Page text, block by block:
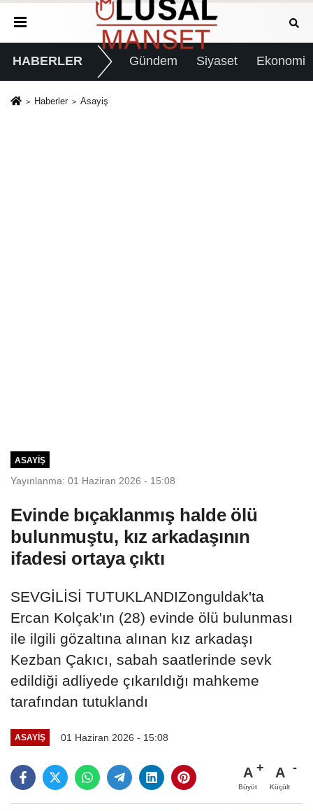
HABERLER Gündem Siyaset Ekonomi
Haberler Asayiş
ASAYIŞ
Yayınlanma: 01 Haziran 2026 - 15:08
Evinde bıçaklanmış halde ölü
bulunmuştu, kız arkadaşının
ifadesi ortaya çıktı
SEVGİLİSİ TUTUKLANDIZonguldak'ta
Ercan Kolçak'ın (28) evinde ölü bulunması
ile ilgili gözaltına alınan kız arkadaşı
Kezban Çakıcı, sabah saatlerinde sevk
edildiği adliyede çıkarıldığı mahkeme
tarafından tutuklandı
ASAYIŞ 01 Haziran 2026 - 15:08
A
Büyüt
A
Küçült